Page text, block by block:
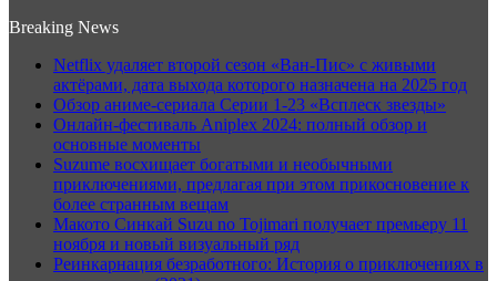
Breaking News
Netflix удаляет второй сезон «Ван-Пис» с живыми
актёрами, дата выхода которого назначена на 2025 год
Обзор аниме-сериала Серии 1-23 «Всплеск звезды»
Онлайн-фестиваль Aniplex 2024: полный обзор и
основные моменты
Suzume восхищает богатыми и необычными
приключениями, предлагая при этом прикосновение к
более странным вещам
Макото Синкай Suzu no Tojimari получает премьеру 11
ноября и новый визуальный ряд
Реинкарнация безработного: История о приключениях в